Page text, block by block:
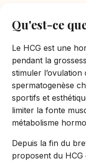
Qu'est-ce
Le HCG est une
pendant la
stimuler
spermatogenèse
sportifs et
limiter la fonte
métabolisme
Depuis la fin du
proposent du